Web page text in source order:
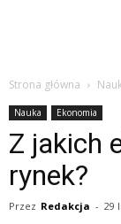
Strona główna
Nauka Ekonomia
Z jakich
rynek?
Przez Redakcja - 29